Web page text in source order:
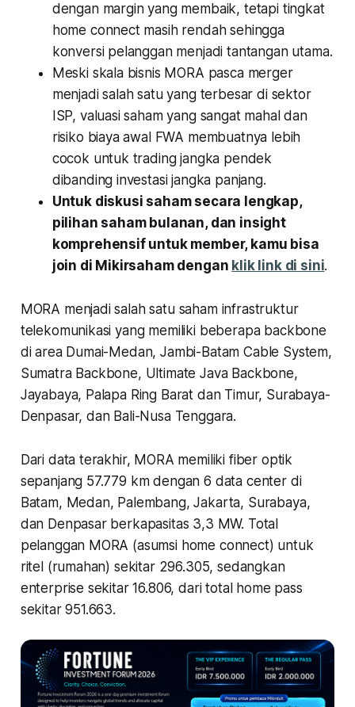
dengan margin yang membaik, tetapi tingkat
home connect masih rendah sehingga
konversi pelanggan menjadi tantangan utama.
Meski skala bisnis MORA pasca merger
menjadi salah satu yang terbesar di sektor
ISP, valuasi saham yang sangat mahal dan
risiko biaya awal FWA membuatnya lebih
cocok untuk trading jangka pendek
dibanding investasi jangka panjang.
Untuk diskusi saham secara lengkap,
pilihan saham bulanan, dan insight
komprehensif untuk member, kamu bisa
join di Mikirsaham dengan klik link di sini.
MORA menjadi salah satu saham infrastruktur
telekomunikasi yang memiliki beberapa backbone
di area Dumai-Medan, Jambi-Batam Cable System,
Sumatra Backbone, Ultimate Java Backbone,
Jayabaya, Palapa Ring Barat dan Timur, Surabaya-
Denpasar, dan Bali-Nusa Tenggara.
Dari data terakhir, MORA memiliki fiber optik
sepanjang 57.779 km dengan 6 data center di
Batam, Medan, Palembang, Jakarta, Surabaya,
dan Denpasar berkapasitas 3,3 MW. Total
pelanggan MORA (asumsi home connect) untuk
ritel (rumahan) sekitar 296.305, sedangkan
enterprise sekitar 16.806, dari total home pass
sekitar 951.663.